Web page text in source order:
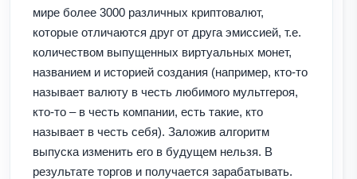
мире более 3000 различных криптовалют,
которые отличаются друг от друга эмиссией, т.е.
количеством выпущенных виртуальных монет,
названием и историей создания (например, кто-то
называет валюту в честь любимого мультгероя,
кто-то – в честь компании, есть такие, кто
называет в честь себя). Заложив алгоритм
выпуска изменить его в будущем нельзя. В
результате торгов и получается зарабатывать.